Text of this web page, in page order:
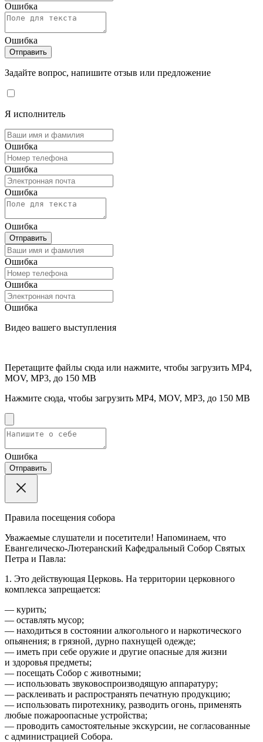
Ошибка
Ошибка
Отправить
Задайте вопрос, напишите отзыв или предложение
Я исполнитель
Ошибка
Ошибка
Ошибка
Ошибка
Отправить
Ошибка
Ошибка
Ошибка
Видео вашего выступления
Перетащите файлы сюда или нажмите, чтобы загрузить MP4,
MOV, MP3, до 150 MB
Нажмите сюда, чтобы загрузить MP4, MOV, MP3, до 150 MB
Ошибка
Отправить
Правила посещения собора
Уважаемые слушатели и посетители! Напоминаем, что
Евангелическо-Лютеранский Кафедральный Собор Святых
Петра и Павла:
1. Это действующая Церковь. На территории церковного
комплекса запрещается:
— курить;
— оставлять мусор;
— находиться в состоянии алкогольного и наркотического
опьянения; в грязной, дурно пахнущей одежде;
— иметь при себе оружие и другие опасные для жизни
и здоровья предметы;
— посещать Собор с животными;
— использовать звуковоспроизводящую аппаратуру;
— расклеивать и распространять печатную продукцию;
— использовать пиротехнику, разводить огонь, применять
любые пожароопасные устройства;
— проводить самостоятельные экскурсии, не согласованные
с администрацией Собора.